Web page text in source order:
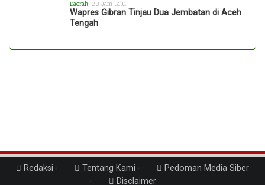
Daerah , 23 Jam Lalu
Wapres Gibran Tinjau Dua Jembatan di Aceh
Tengah
Redaksi Tentang Kami
Pedoman Media Siber
Disclaimer